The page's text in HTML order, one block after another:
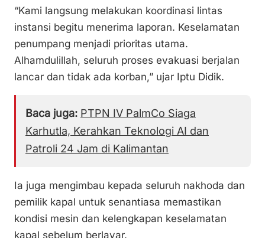
“Kami langsung melakukan koordinasi lintas
instansi begitu menerima laporan. Keselamatan
penumpang menjadi prioritas utama.
Alhamdulillah, seluruh proses evakuasi berjalan
lancar dan tidak ada korban,” ujar Iptu Didik.
Baca juga: PTPN IV PalmCo Siaga
Karhutla, Kerahkan Teknologi AI dan
Patroli 24 Jam di Kalimantan
Ia juga mengimbau kepada seluruh nakhoda dan
pemilik kapal untuk senantiasa memastikan
kondisi mesin dan kelengkapan keselamatan
kapal sebelum berlayar.